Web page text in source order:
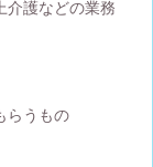
介護などの業務
らうもの